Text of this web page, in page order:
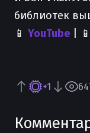
библиотек
📱 YouTube | 📱
+1